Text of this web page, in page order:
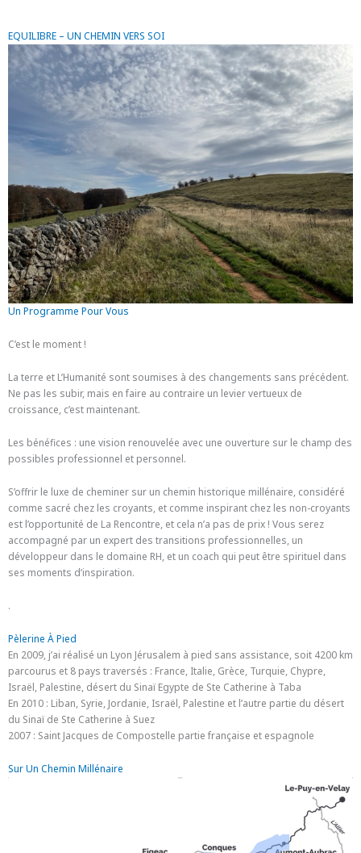
EQUILIBRE – UN CHEMIN VERS SOI
Un Programme Pour Vous
C’est le moment !
La terre et L’Humanité sont soumises à des changements sans précédent.
Ne pas les subir, mais en faire au contraire un levier vertueux de
croissance, c’est maintenant.
Les bénéfices : une vision renouvelée avec une ouverture sur le champ des
possibles professionnel et personnel.
S’offrir le luxe de cheminer sur un chemin historique millénaire, considéré
comme sacré chez les croyants, et comme inspirant chez les non-croyants
est l’opportunité de La Rencontre, et cela n’a pas de prix ! Vous serez
accompagné par un expert des transitions professionnelles, un
développeur dans le domaine RH, et un coach qui peut être spirituel dans
ses moments d’inspiration.
.
Pèlerine À Pied
En 2009, j’ai réalisé un Lyon Jérusalem à pied sans assistance, soit 4200 km
parcourus et 8 pays traversés : France, Italie, Grèce, Turquie, Chypre,
Israël, Palestine, désert du Sinaï Egypte de Ste Catherine à Taba
En 2010 : Liban, Syrie, Jordanie, Israël, Palestine et l’autre partie du désert
du Sinaï de Ste Catherine à Suez
2007 : Saint Jacques de Compostelle partie française et espagnole
Sur Un Chemin Millénaire